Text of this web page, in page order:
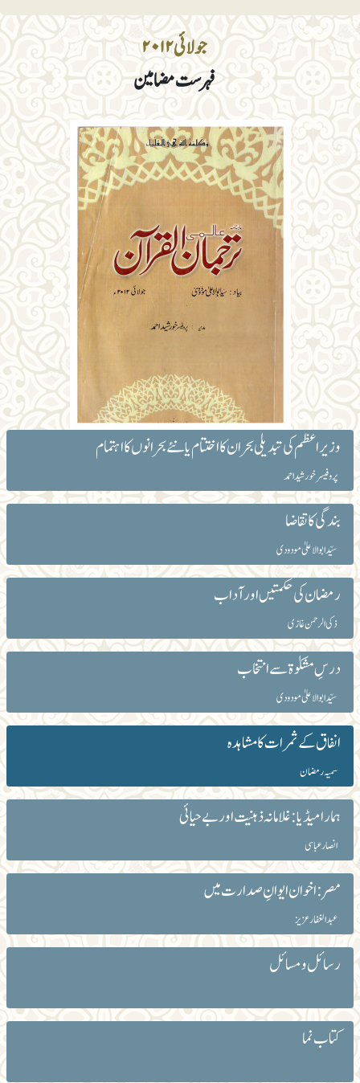
جولائی ۲۰۱۲
فہرست مضامین
وزیراعظم کی تبدیلی بحران کا اختتام یا نئے بحرانوں کا اہتمام
پروفیسر خورشید احمد
بندگی کا تقاضا
سیّد ابوالاعلیٰ مودودی
رمضان کی حکمتیں اور آداب
ذکی الرحمن غازی
درسِ مشکوٰۃ سے انتخاب
سیّد ابوالاعلیٰ مودودی
انفاق کے ثمرات کا مشاہدہ
سمیہ رمضان
ہمارا میڈیا: غلامانہ ذہنیت اور بے حیائی
انصار عباسی
مصر: اخوان ایوانِ صدارت میں
عبد الغفار عزیز
رسائل و مسائل
کتاب نما